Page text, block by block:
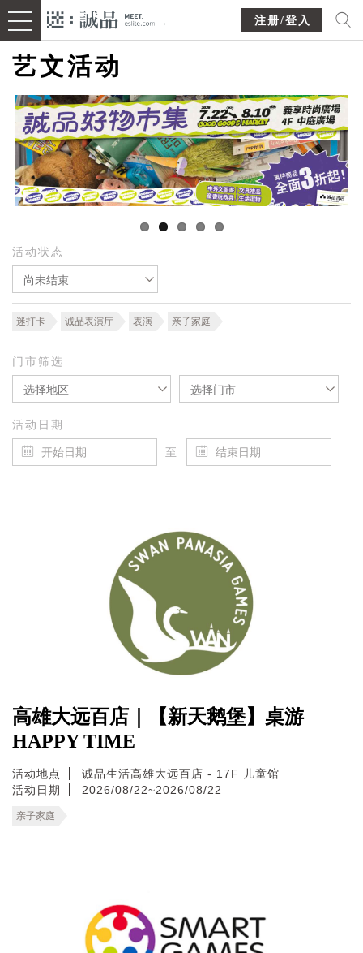
注册/登入
艺文活动
活动状态
尚未结束
迷打卡 诚品表演厅 表演 亲子家庭
门市筛选
选择地区 选择门市
活动日期
至
高雄大远百店｜【新天鹅堡】桌游
HAPPY TIME
活动地点
诚品生活高雄大远百店 - 17F 儿童馆
活动日期
2026/08/22~2026/08/22
亲子家庭